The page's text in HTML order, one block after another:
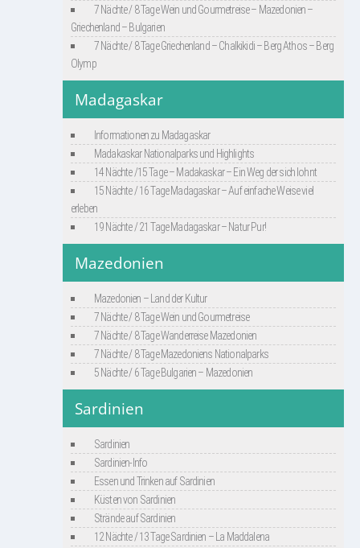
7 Nächte / 8 Tage Wein und Gourmetreise – Mazedonien –
Griechenland – Bulgarien
7 Nächte / 8 Tage Griechenland – Chalkikidi – Berg Athos – Berg
Olymp
Madagaskar
Informationen zu Madagaskar
Madakaskar Nationalparks und Highlights
14 Nächte /15 Tage – Madakaskar – Ein Weg der sich lohnt
15 Nächte / 16 Tage Madagaskar – Auf einfache Weise viel
erleben
19 Nächte / 21 Tage Madagaskar – Natur Pur!
Mazedonien
Mazedonien – Land der Kultur
7 Nächte / 8 Tage Wein und Gourmetreise
7 Nächte / 8 Tage Wanderreise Mazedonien
7 Nächte / 8 Tage Mazedoniens Nationalparks
5 Nächte / 6 Tage Bulgarien – Mazedonien
Sardinien
Sardinien
Sardinien-Info
Essen und Trinken auf Sardinien
Küsten von Sardinien
Strände auf Sardinien
12 Nächte / 13 Tage Sardinien – La Maddalena